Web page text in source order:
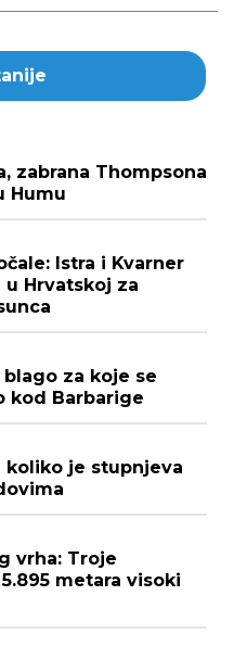
zabrana Thompsona
Humu
Istra i Kvarner
Hrvatskoj za
za koje se
kod Barbarige
koliko je stupnjeva
vrha: Troje
metara visoki